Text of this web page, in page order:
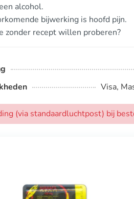
alcohol.
bijwerking is hoofd pijn.
zonder recept willen proberen?
Visa,
(via standaardluchtpost) bij